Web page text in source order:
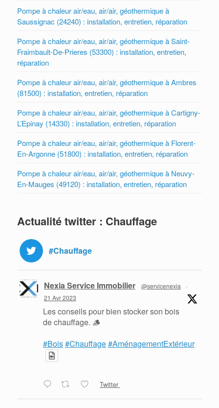
Pompe à chaleur air/eau, air/air, géothermique à
Saussignac (24240) : installation, entretien, réparation
Pompe à chaleur air/eau, air/air, géothermique à Saint-
Fraimbault-De-Prieres (53300) : installation, entretien,
réparation
Pompe à chaleur air/eau, air/air, géothermique à Ambres
(81500) : installation, entretien, réparation
Pompe à chaleur air/eau, air/air, géothermique à Cartigny-
L’Epinay (14330) : installation, entretien, réparation
Pompe à chaleur air/eau, air/air, géothermique à Florent-
En-Argonne (51800) : installation, entretien, réparation
Pompe à chaleur air/eau, air/air, géothermique à Neuvy-
En-Mauges (49120) : installation, entretien, réparation
Actualité twitter : Chauffage
#Chauffage
Nexia Service Immobilier @servicenexia
·
21 Avr 2023
Les conseils pour bien stocker son bois
de chauffage. 🪵
#Bois#Chauffage#AménagementExtérieur
Twitter